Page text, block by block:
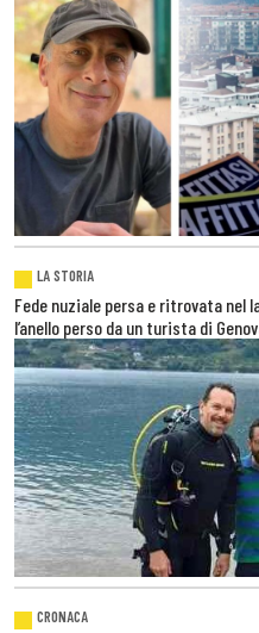
LA STORIA
Fede nuziale persa e ritrovata nel
l’anello perso da un turista di
CRONACA